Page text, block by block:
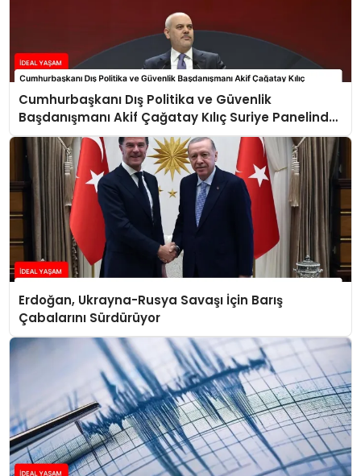
Cumhurbaşkanı Dış Politika ve Güvenlik
Başdanışmanı Akif Çağatay Kılıç Suriye Panelinde
Konuştu
Erdoğan, Ukrayna-Rusya Savaşı İçin Barış
Çabalarını Sürdürüyor